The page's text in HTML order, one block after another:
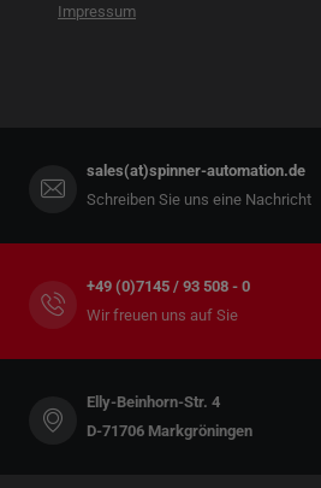
Impressum
sales(at)spinner-automation.de
Schreiben Sie uns eine Nachricht
+49 (0)7145 / 93 508 - 0
Wir freuen uns auf Sie
Elly-Beinhorn-Str. 4
D-71706 Markgröningen